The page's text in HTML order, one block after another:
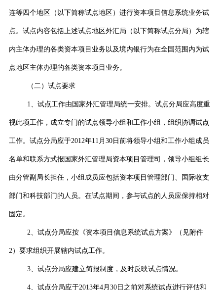
连等四个地区（以下简称试点地区）进行资本项目信息系统业务试
点。试点内容包括上述试点地区外汇局（以下简称试点分局）为辖
内主体办理的各类资本项目业务以及境内银行为在全国范围内为试
点地区主体办理的各类资本项目业务。
（二）试点要求
1 、试点工作由国家外汇管理局统一安排。试点分局应高度重
视此项工作，成立专门的试点领导小组和工作小组，组织协调试点
工作。试点分局应于2012年11 月 30日前将领导小组和工作小组成员
名单和联系方式报国家外汇管理局资本项目管理司，领导小组组长
由分管副局长担任，小组成员应包括资本项目管理部门、国际收支
部门和科技部门的人员。在试点期间，参与试点的人员应保持相对
固定。
2 、试点分局应按《资本项目信息系统试点方案》（见附件
2 ）要求组织开展辖内试点工作。
3 、试点分局应建立简报制度，及时反映试点情况。
4 、试点分局应于2013年4 月30 日之前对系统试点进行评估和